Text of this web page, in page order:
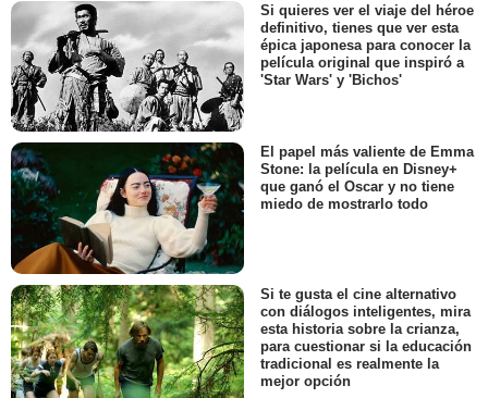
Si quieres ver el viaje del héroe
definitivo, tienes que ver esta
épica japonesa para conocer la
película original que inspiró a
'Star Wars' y 'Bichos'
El papel más valiente de Emma
Stone: la película en Disney+
que ganó el Oscar y no tiene
miedo de mostrarlo todo
Si te gusta el cine alternativo
con diálogos inteligentes, mira
esta historia sobre la crianza,
para cuestionar si la educación
tradicional es realmente la
mejor opción